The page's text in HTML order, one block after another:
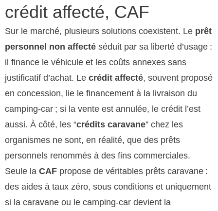
crédit affecté, CAF
Sur le marché, plusieurs solutions coexistent. Le prêt
personnel non affecté séduit par sa liberté d’usage :
il finance le véhicule et les coûts annexes sans
justificatif d’achat. Le crédit affecté, souvent proposé
en concession, lie le financement à la livraison du
camping-car ; si la vente est annulée, le crédit l’est
aussi. À côté, les “crédits caravane” chez les
organismes ne sont, en réalité, que des prêts
personnels renommés à des fins commerciales.
Seule la CAF propose de véritables prêts caravane :
des aides à taux zéro, sous conditions et uniquement
si la caravane ou le camping-car devient la